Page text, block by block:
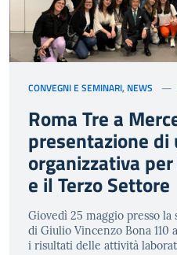
CONVEGNI E SEMINARI, NEWS
Roma Tre a
presentazione di
organizzativa
e il Terzo Settore
Giovedì 25 maggio presso
di Giulio Vincenzo Bona 110
i risultati delle attività